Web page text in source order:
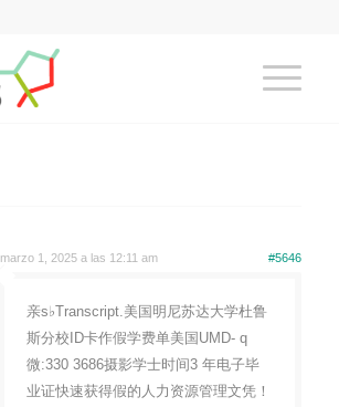
marzo 1, 2025 a las 12:11 am #5646
亲s♭Transcript.美国明尼苏达大学杜鲁
斯分校ID卡作假学费单美国UMD- q
微:330 3686摄影学士时间3 年电子毕
业证快速获得假的人力资源管理文凭！